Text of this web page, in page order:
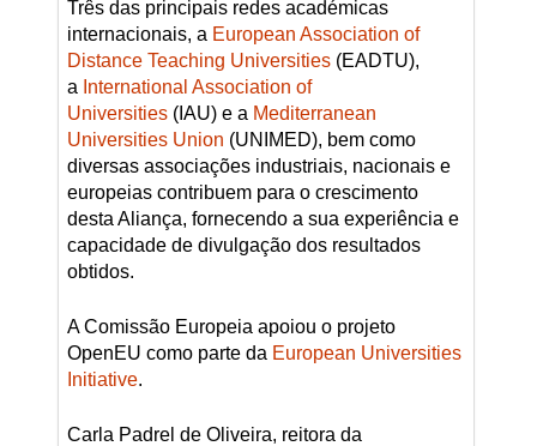
Três das principais redes académicas
internacionais, a European Association of
Distance Teaching Universities(EADTU),
a International Association of
Universities(IAU) e a Mediterranean
Universities Union (UNIMED), bem como
diversas associações industriais, nacionais e
europeias contribuem para o crescimento
desta Aliança, fornecendo a sua experiência e
capacidade de divulgação dos resultados
obtidos.
A Comissão Europeia apoiou o projeto
OpenEU como parte da European Universities
Initiative.
Carla Padrel de Oliveira, reitora da